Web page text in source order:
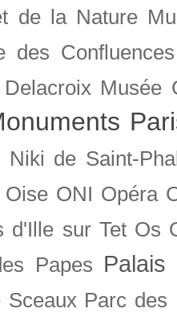
de la Nature
des Confluences
Musée
Niki de Saint-
Oise ONI Opéra
d'Ille sur Tet Os
Papes Palais
Sceaux Parc des